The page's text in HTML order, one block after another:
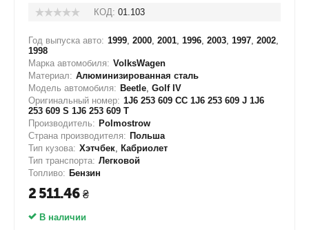
КОД: 01.103
Год выпуска авто: 1999, 2000, 2001, 1996, 2003, 1997, 2002,
1998
Марка автомобиля: VolksWagen
Материал: Алюминизированная сталь
Модель автомобиля: Beetle, Golf IV
Оригинальный номер: 1J6 253 609 CC 1J6 253 609 J 1J6
253 609 S 1J6 253 609 T
Производитель: Polmostrow
Страна производителя: Польша
Тип кузова: Хэтчбек, Кабриолет
Тип транспорта: Легковой
Топливо: Бензин
2 511.46 ₴
В наличии